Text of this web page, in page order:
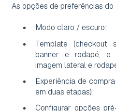
As opções de preferências
Modo claro / escuro;
Template (checkout
banner e rodapé, e
imagem lateral e
Experiência de
em duas etapas);
Configurar opções